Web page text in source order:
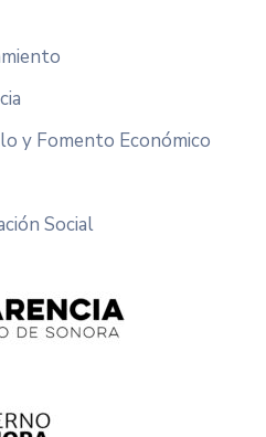
y Fomento Económico
Social